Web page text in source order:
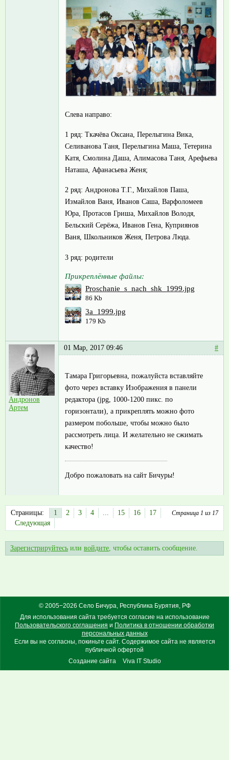
Слева направо:
1 ряд: Ткачёва Оксана, Перелыгина Вика,
Селиванова Таня, Перелыгина Маша, Тетерина
Катя, Смолина Даша, Алимасова Таня, Арефьева
Наташа, Афанасьева Женя;
2 ряд: Андронова Т.Г., Михайлов Паша,
Измайлов Ваня, Иванов Саша, Варфоломеев
Юра, Протасов Гриша, Михайлов Володя,
Бельский Серёжа, Иванов Гена, Куприянов
Ваня, Школьников Женя, Петрова Люда.
3 ряд: родители
Прикреплённые файлы:
Proschanie_s_nach_shk_1999.jpg
86 Kb
3a_1999.jpg
179 Kb
Андронов
Артем
01 Мар, 2017 09:46 #
Тамара Григорьевна, пожалуйста вставляйте
фото через вставку Изображения в панели
редактора (jpg, 1000-1200 пикс. по
горизонтали), а прикреплять можно фото
размером побольше, чтобы можно было
рассмотреть лица. И желательно не сжимать
качество!
Добро пожаловать на сайт Бичуры!
Страница 1 из 17
Страницы: 1 2 3 4 ... 15 16
17
Следующая
Зарегистрируйтесь или войдите, чтобы оставить сообщение.
© 2005−2026 Село Бичура, Республика Бурятия, РФ
Для использования сайта требуется согласие на использование
Пользовательского соглашения и Политика в отношении обработки
персональных данных
Если вы не согласны, покиньте сайт. Содержимое сайта не является
публичной офертой
Создание сайта
Viva IT Studio